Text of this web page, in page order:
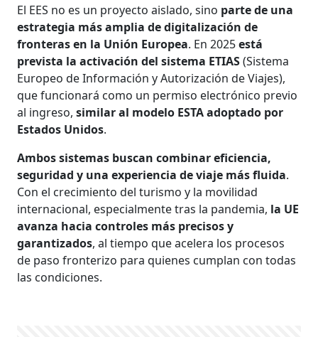
El EES no es un proyecto aislado, sino parte de una
estrategia más amplia de digitalización de
fronteras en la Unión Europea. En 2025está
prevista la activación del sistema ETIAS(Sistema
Europeo de Información y Autorización de Viajes),
que funcionará como un permiso electrónico previo
al ingreso,similar al modelo ESTA adoptado por
Estados Unidos.
Ambos sistemas buscan combinar eficiencia,
seguridad y una experiencia de viaje más fluida.
Con el crecimiento del turismo y la movilidad
internacional, especialmente tras la pandemia, la UE
avanza hacia controles más precisos y
garantizados, al tiempo que acelera los procesos
de paso fronterizo para quienes cumplan con todas
las condiciones.